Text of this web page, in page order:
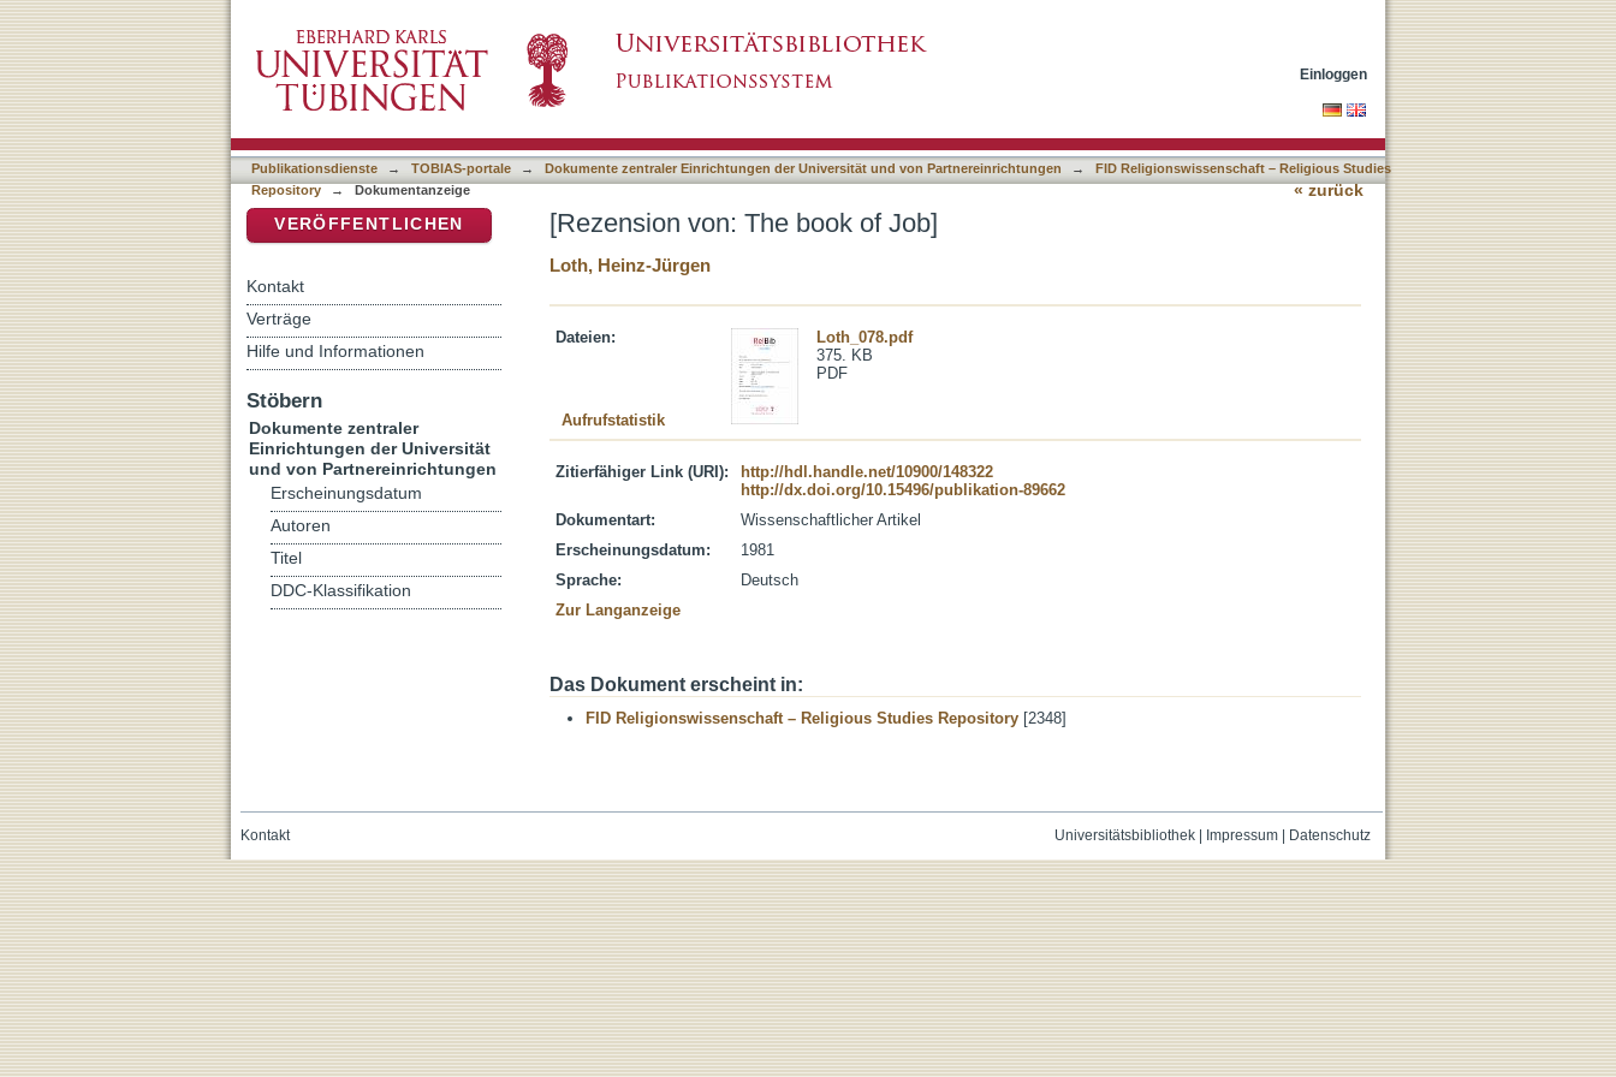
Einloggen
Publikationsdienste → TOBIAS-portale → Dokumente zentraler Einrichtungen der Universität und von Partnereinrichtungen →
FID Religionswissenschaft – Religious Studies
Repository
→ Dokumentanzeige « zurück
[Rezension von: The book of Job]
Loth, Heinz-Jürgen
Dateien:
Loth_078.pdf
375. KB
PDF
Aufrufstatistik
Zitierfähiger Link (URI):
http://hdl.handle.net/10900/148322
http://dx.doi.org/10.15496/publikation-89662
Dokumentart:
Wissenschaftlicher Artikel
Erscheinungsdatum:
1981
Sprache:
Deutsch
Zur Langanzeige
Das Dokument erscheint in:
FID Religionswissenschaft – Religious Studies Repository [2348]
VERÖFFENTLICHEN
Kontakt
Verträge
Hilfe und Informationen
Stöbern
Dokumente zentraler
Einrichtungen der Universität
und von Partnereinrichtungen
Erscheinungsdatum
Autoren
Titel
DDC-Klassifikation
Universitätsbibliothek| Impressum| Datenschutz
Kontakt